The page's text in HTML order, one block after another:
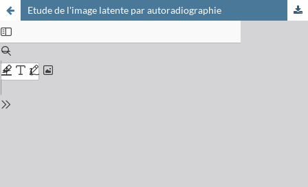
Etude de l'image latente par autoradiographie